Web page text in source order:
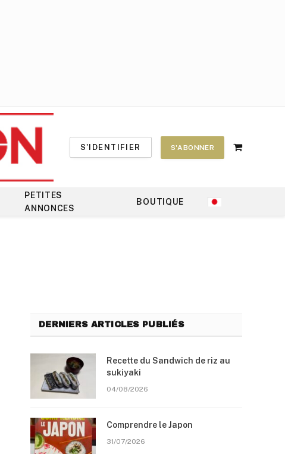
S'IDENTIFIER S'ABONNER
Shopping
PETITES
ANNONCES
BOUTIQUE
DERNIERS ARTICLES PUBLIÉS
Recette du Sandwich de riz au
sukiyaki
04/08/2026
Comprendre le Japon
31/07/2026